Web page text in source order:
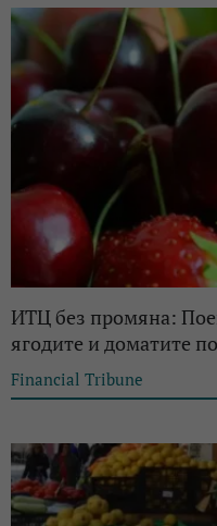
ИТЦ без промяна:
ягодите и доматите
Financial Tribune